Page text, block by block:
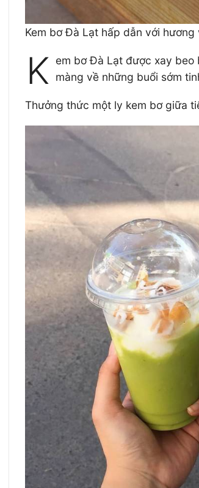
Kem bơ Đà Lạt hấp dẫn với
K em bơ Đà Lạt được xay beo
màng về những buổi sớm
Thưởng thức một ly kem bơ giữa